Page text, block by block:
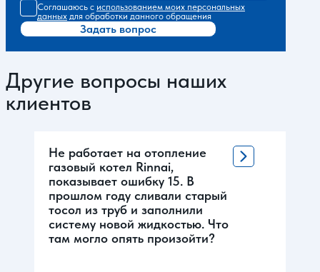
Соглашаюсь с использованием моих персональных
данных для обработки данного обращения
Задать вопрос
Другие вопросы наших
клиентов
Не работает на отопление
газовый котел Rinnai,
показывает ошибку 15. В
прошлом году сливали старый
тосол из труб и заполнили
систему новой жидкостью. Что
там могло опять произойти?